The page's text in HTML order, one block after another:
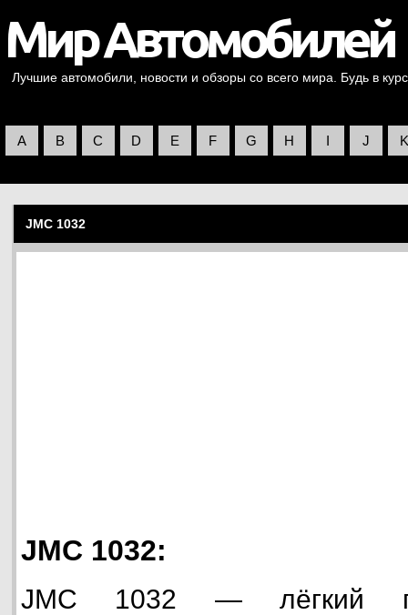
Лучшие автомобили, новости и обзоры со всего мира. Будь в
A B C D E F G H I J K
JMC 1032
JMC 1032:
JMC 1032 — лёгкий